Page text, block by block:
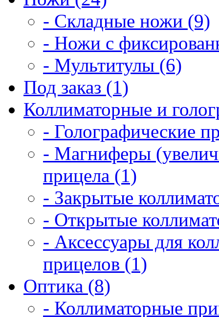
- Складные ножи (9)
- Ножи с
- Мультитулы (6)
Под заказ (1)
Коллиматорные и
- Голографические
- Магниферы
прицела (1)
- Закрытые
- Открытые
- Аксессуары для
прицелов (1)
Оптика (8)
- Коллиматорные